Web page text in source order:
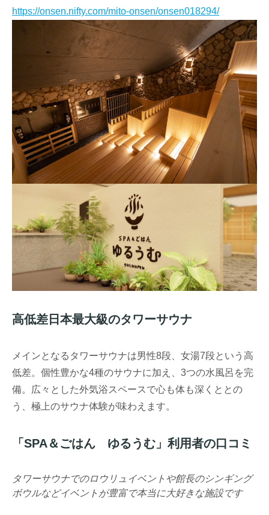
https://onsen.nifty.com/mito-onsen/onsen018294/
高低差日本最大級のタワーサウナ
メインとなるタワーサウナは男性8段、女湯7段という高
低差。個性豊かな4種のサウナに加え、3つの水風呂を完
備。広々とした外気浴スペースで心も体も深くととの
う、極上のサウナ体験が味わえます。
「SPA＆ごはん ゆるうむ」利用者の口コミ
タワーサウナでのロウリュイベントや館長のシンギング
ボウルなどイベントが豊富で本当に大好きな施設です